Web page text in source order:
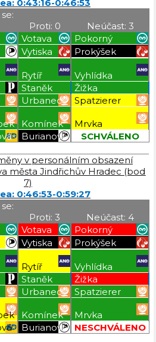
0:43:16-0:46:53
Proti: 0
Neúčast: 3
Votava
Pokorný
Vytiska
Prokýšek
Rytíř
Vyhlídka
Staněk
Žižka
Urbanec
Spatzierer
Komínek
Mrvka
Burianová
SCHVÁLENO
v personálním obsazení
města Jindřichův Hradec (bod
7)
0:46:53-0:59:27
Proti: 3
Neúčast: 4
Votava
Pokorný
Vytiska
Prokýšek
Rytíř
Vyhlídka
Staněk
Žižka
Urbanec
Spatzierer
Komínek
Mrvka
Burianová
NESCHVÁLENO